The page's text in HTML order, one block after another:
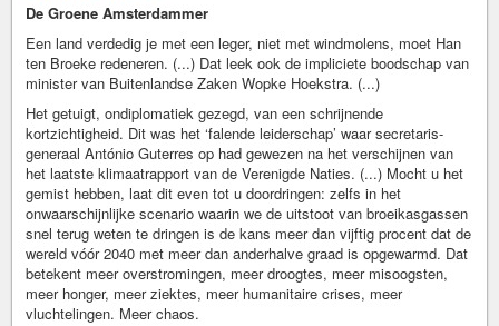
De Groene Amsterdammer
Een land verdedig je met een leger, niet met windmolens, moet Han
ten Broeke redeneren. (...) Dat leek ook de impliciete boodschap van
minister van Buitenlandse Zaken Wopke Hoekstra. (...)
Het getuigt, ondiplomatiek gezegd, van een schrijnende
kortzichtigheid. Dit was het ‘falende leiderschap’ waar secretaris-
generaal António Guterres op had gewezen na het verschijnen van
het laatste klimaatrapport van de Verenigde Naties. (...) Mocht u het
gemist hebben, laat dit even tot u doordringen: zelfs in het
onwaarschijnlijke scenario waarin we de uitstoot van broeikasgassen
snel terug weten te dringen is de kans meer dan vijftig procent dat de
wereld vóór 2040 met meer dan anderhalve graad is opgewarmd. Dat
betekent meer overstromingen, meer droogtes, meer misoogsten,
meer honger, meer ziektes, meer humanitaire crises, meer
vluchtelingen. Meer chaos.